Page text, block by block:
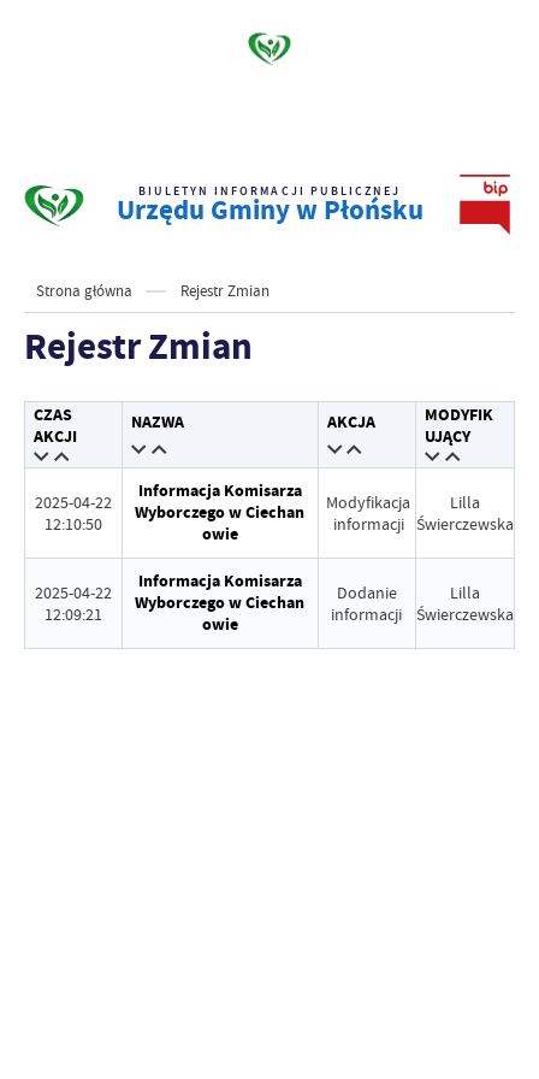
BIULETYN INFORMACJI PUBLICZNEJ
Urzędu Gminy w Płońsku
Strona główna Rejestr Zmian
Rejestr Zmian
CZAS
AKCJI
NAZWA AKCJA
MODYFIK
UJĄCY
2025-04-22
12:10:50
Informacja Komisarza
Wyborczego w Ciechan
owie
Modyfikacja
informacji
Lilla
Świerczewska
2025-04-22
12:09:21
Informacja Komisarza
Wyborczego w Ciechan
owie
Dodanie
informacji
Lilla
Świerczewska